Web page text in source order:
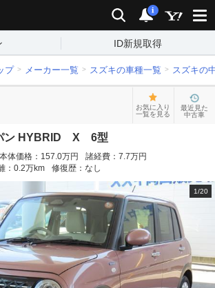
検索 通知
i
ID新規取得
プ メーカー一覧 スズキの車種一覧 スズキの
お気に入り
一覧を見る
最近見た
中古車
ン HYBRID X 6型
本体価格： 157.0万円 諸経費： 7.7万円
： 0.2万km 修復歴： なし
1/20